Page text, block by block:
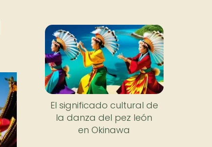
Nuevo
El significado cultural de
la danza del pez león
en Okinawa